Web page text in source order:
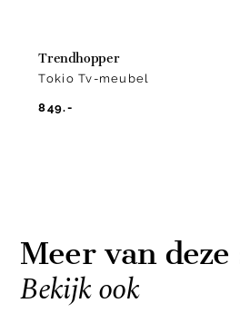
Trendhopper
Tokio Tv-meubel
849.-
Meer van deze
Bekijk ook